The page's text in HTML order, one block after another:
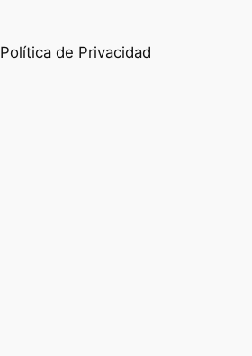
Política de Privacidad